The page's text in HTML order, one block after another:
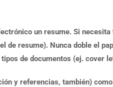
un resume. Si necesita
de resume). Nunca doble el
de documentos (ej. cover
y referencias, también)